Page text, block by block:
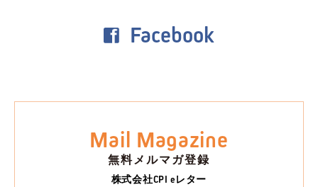
Facebook
Mail Magazine
無料メルマガ登録
株式会社CPI eレター